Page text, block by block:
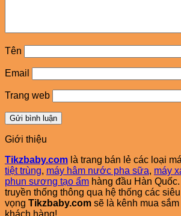
Tên
Email
Trang web
Giới thiệu
Tikzbaby.com là trang bán lẻ các loại
tiệt trùng, máy hâm nước pha sữa, máy
phun sương tạo ẩm hàng đầu Hàn
truyền thống thông qua hệ thống các
vọng Tikzbaby.com sẽ là kênh mua
khách hàng!